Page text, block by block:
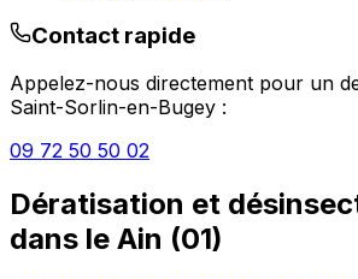
Contact rapide
Appelez-nous directement pour un
Saint-Sorlin-en-Bugey :
09 72 50 50 02
Dératisation et
dans le Ain (01)